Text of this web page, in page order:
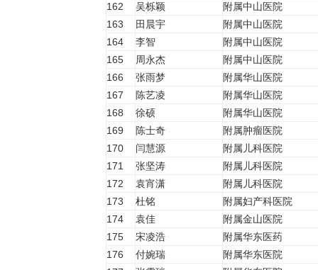
162
吴栎颖
附属中山医院
163
田晨宇
附属中山医院
164
李智
附属中山医院
165
周永杰
附属中山医院
166
张雨梦
附属华山医院
167
陈艺凌
附属华山医院
168
徐硕
附属华山医院
169
陈士奇
附属肿瘤医院
170
闫慧源
附属儿科医院
171
张坚涛
附属儿科医院
172
袁宵潇
附属儿科医院
173
杜铭
附属妇产科医院
174
袁佳
附属金山医院
175
宋凌浩
附属华东医药
176
付婉瑞
附属华东医院